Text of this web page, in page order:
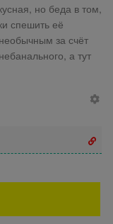
но беда в том,
спешить её
за счёт
а тут